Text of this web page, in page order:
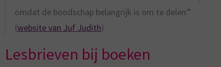
omdat de boodschap belangrijk is om te delen.”
(website van Juf Judith)
Lesbrieven bij boeken